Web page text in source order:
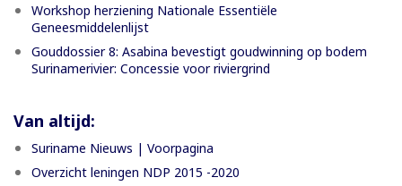
Workshop herziening Nationale Essentiële
Geneesmiddelenlijst
Gouddossier 8: Asabina bevestigt goudwinning op bodem
Surinamerivier: Concessie voor riviergrind
Van altijd:
Suriname Nieuws | Voorpagina
Overzicht leningen NDP 2015 -2020